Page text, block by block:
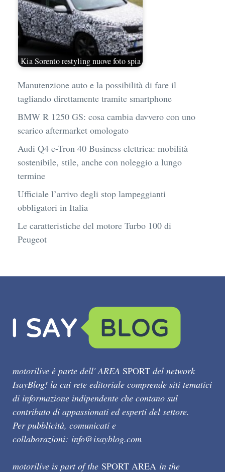
Kia Sorento restyling nuove foto spia
Manutenzione auto e la possibilità di fare il
tagliando direttamente tramite smartphone
BMW R 1250 GS: cosa cambia davvero con uno
scarico aftermarket omologato
Audi Q4 e-Tron 40 Business elettrica: mobilità
sostenibile, stile, anche con noleggio a lungo
termine
Ufficiale l’arrivo degli stop lampeggianti
obbligatori in Italia
Le caratteristiche del motore Turbo 100 di
Peugeot
motorilive è parte dell' AREA SPORT del network
IsayBlog! la cui rete editoriale comprende siti tematici
di informazione indipendente che contano sul
contributo di appassionati ed esperti del settore.
Per pubblicità, comunicati e
collaborazioni: info@isayblog.com
motorilive is part of the SPORT AREA in the